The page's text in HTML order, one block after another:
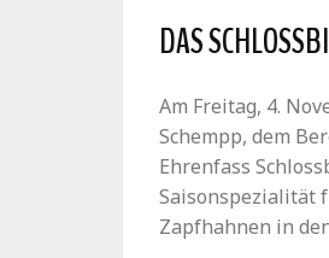
DAS
Am Freitag, 4.
Schempp, dem
Ehrenfass
Saisonspezialität
Zapfhahnen in